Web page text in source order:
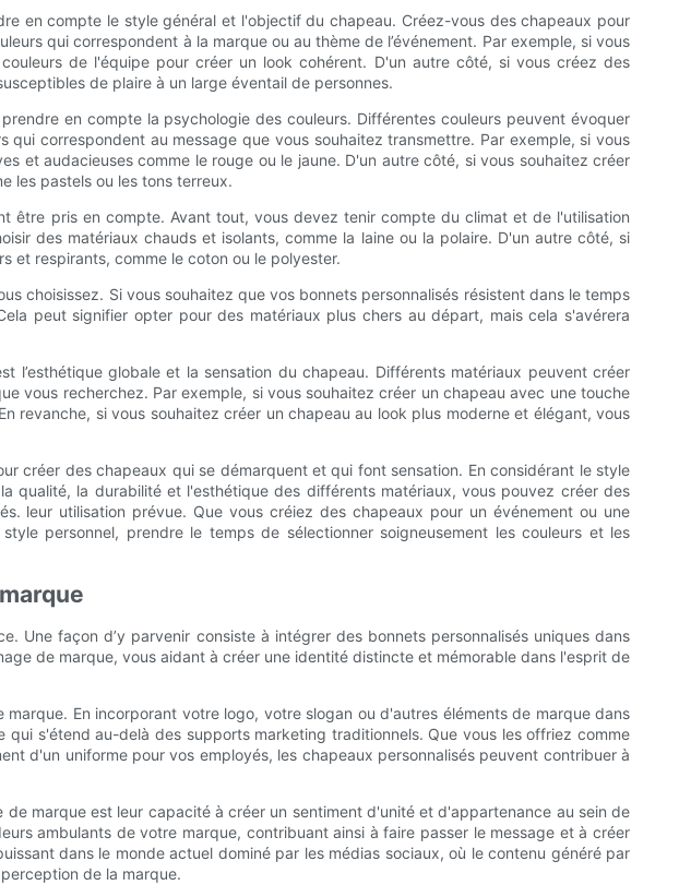
en compte le style général et l'objectif du chapeau. Créez-vous des chapeaux pour
qui correspondent à la marque ou au thème de l’événement. Par exemple, si vous
de l'équipe pour créer un look cohérent. D'un autre côté, si vous créez des
de plaire à un large éventail de personnes.
en compte la psychologie des couleurs. Différentes couleurs peuvent évoquer
correspondent au message que vous souhaitez transmettre. Par exemple, si vous
et audacieuses comme le rouge ou le jaune. D'un autre côté, si vous souhaitez créer
les pastels ou les tons terreux.
être pris en compte. Avant tout, vous devez tenir compte du climat et de l'utilisation
des matériaux chauds et isolants, comme la laine ou la polaire. D'un autre côté, si
et respirants, comme le coton ou le polyester.
choisissez. Si vous souhaitez que vos bonnets personnalisés résistent dans le temps
peut signifier opter pour des matériaux plus chers au départ, mais cela s'avérera
globale et la sensation du chapeau. Différents matériaux peuvent créer
vous recherchez. Par exemple, si vous souhaitez créer un chapeau avec une touche
revanche, si vous souhaitez créer un chapeau au look plus moderne et élégant, vous
créer des chapeaux qui se démarquent et qui font sensation. En considérant le style
qualité, la durabilité et l'esthétique des différents matériaux, vous pouvez créer des
leur utilisation prévue. Que vous créiez des chapeaux pour un événement ou une
personnel, prendre le temps de sélectionner soigneusement les couleurs et les
Une façon d’y parvenir consiste à intégrer des bonnets personnalisés uniques dans
de marque, vous aidant à créer une identité distincte et mémorable dans l'esprit de
En incorporant votre logo, votre slogan ou d'autres éléments de marque dans
s'étend au-delà des supports marketing traditionnels. Que vous les offriez comme
d'un uniforme pour vos employés, les chapeaux personnalisés peuvent contribuer à
marque est leur capacité à créer un sentiment d'unité et d'appartenance au sein de
ambulants de votre marque, contribuant ainsi à faire passer le message et à créer
dans le monde actuel dominé par les médias sociaux, où le contenu généré par
de la marque.